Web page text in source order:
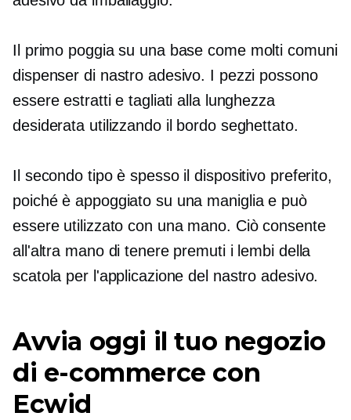
Il primo poggia su una base come molti comuni
dispenser di nastro adesivo. I pezzi possono
essere estratti e tagliati alla lunghezza
desiderata utilizzando il bordo seghettato.
Il secondo tipo è spesso il dispositivo preferito,
poiché è appoggiato su una maniglia e può
essere utilizzato con una mano. Ciò consente
all'altra mano di tenere premuti i lembi della
scatola per l'applicazione del nastro adesivo.
Avvia oggi il tuo negozio
di e-commerce con
Ecwid